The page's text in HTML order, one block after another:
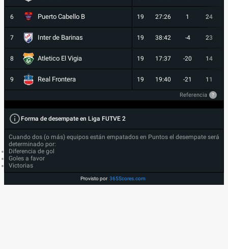
6 Puerto Cabello B 19 27:26 1 24
7 Inter de Barinas 19 38:42 -4 23
8 Atletico El Vigia 19 17:37 -20 14
9 Real Frontera 19 19:40 -21 11
Referencia ?
Forma de desempate en Liga FUTVE 2
Cuando dos (o más) equipos están empatados en Puntos el desempate será
determinado por:
Diferencia de gol
Goles a favor
Victorias
Provisto por 365Scores.com